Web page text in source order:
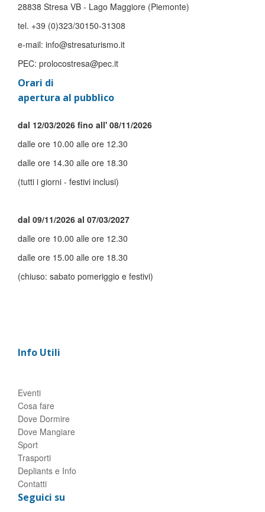
28838 Stresa VB - Lago Maggiore (Piemonte)
tel. +39 (0)323/30150-31308
e-mail: info@stresaturismo.it
PEC: prolocostresa@pec.it
Orari di
apertura al pubblico
dal 12/03/2026 fino all' 08/11/2026
dalle ore 10.00 alle ore 12.30
dalle ore 14.30 alle ore 18.30
(tutti i giorni - festivi inclusi)
dal 09/11/2026 al 07/03/2027
dalle ore 10.00 alle ore 12.30
dalle ore 15.00 alle ore 18.30
(chiuso: sabato pomeriggio e festivi)
Info Utili
Eventi
Cosa fare
Dove Dormire
Dove Mangiare
Sport
Trasporti
Depliants e Info
Contatti
Seguici su